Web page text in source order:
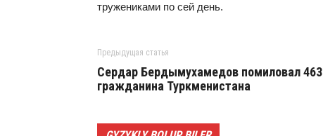
тружениками по сей день.
Предыдущая статья
Сердар Бердымухамедов помиловал 463
гражданина Туркменистана